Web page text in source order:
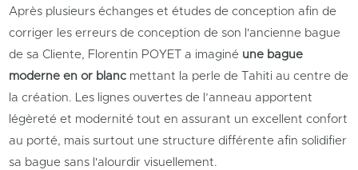
Après plusieurs échanges et études de conception afin de
corriger les erreurs de conception de son l'ancienne bague
de sa Cliente, Florentin POYET a imaginé une bague
moderne en or blanc mettant la perle de Tahiti au centre de
la création. Les lignes ouvertes de l’anneau apportent
légèreté et modernité tout en assurant un excellent confort
au porté, mais surtout une structure différente afin solidifier
sa bague sans l'alourdir visuellement.